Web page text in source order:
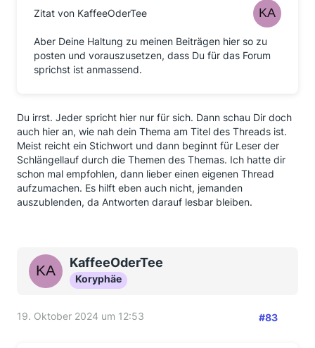
Zitat von KaffeeOderTee
Aber Deine Haltung zu meinen Beiträgen hier so zu
posten und vorauszusetzen, dass Du für das Forum
sprichst ist anmassend.
Du irrst. Jeder spricht hier nur für sich. Dann schau Dir doch
auch hier an, wie nah dein Thema am Titel des Threads ist.
Meist reicht ein Stichwort und dann beginnt für Leser der
Schlängellauf durch die Themen des Themas. Ich hatte dir
schon mal empfohlen, dann lieber einen eigenen Thread
aufzumachen. Es hilft eben auch nicht, jemanden
auszublenden, da Antworten darauf lesbar bleiben.
KaffeeOderTee
Koryphäe
19. Oktober 2024 um 12:53 #83